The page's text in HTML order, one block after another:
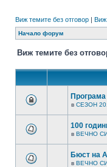
Виж темите без отговор | Виж
Начало форум
Виж темите без
в СЕЗОН
100
в ВЕЧНО
Бюст на
в ВЕЧНО